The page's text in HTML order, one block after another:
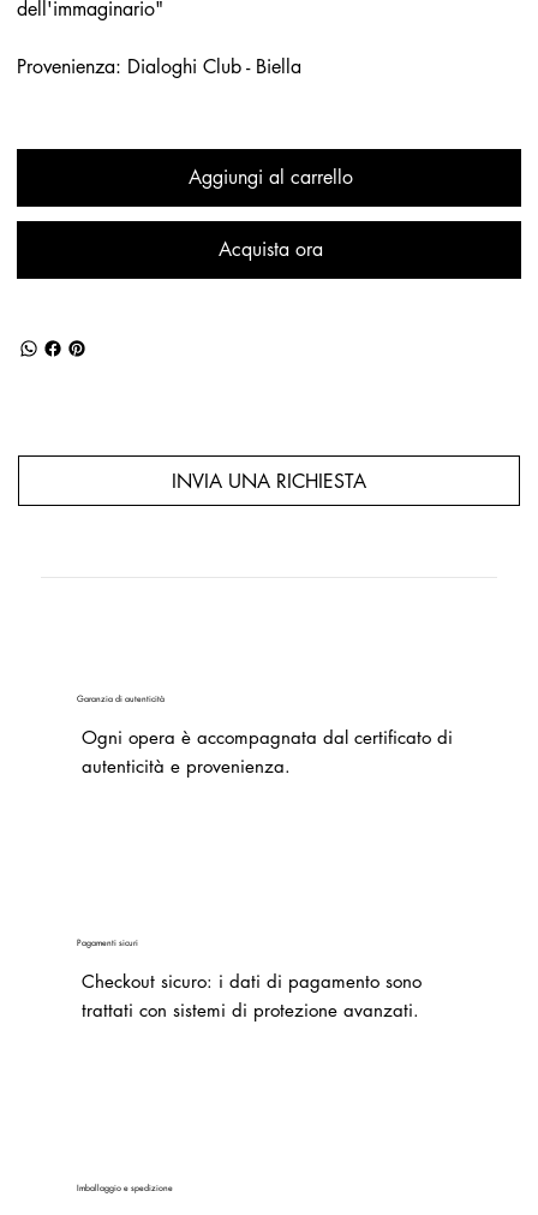
dell'immaginario"
Provenienza: Dialoghi Club - Biella
Aggiungi al carrello
Acquista ora
INVIA UNA RICHIESTA
Garanzia di autenticità
Ogni opera è accompagnata dal certificato di
autenticità e provenienza.
Pagamenti sicuri
Checkout sicuro: i dati di pagamento sono
trattati con sistemi di protezione avanzati.
Imballaggio e spedizione